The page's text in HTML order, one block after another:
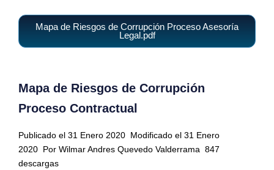
Mapa de Riesgos de Corrupción Proceso Asesoría
Legal.pdf
Mapa de Riesgos de Corrupción
Proceso Contractual
Publicado el 31 Enero 2020 Modificado el 31 Enero
2020 Por Wilmar Andres Quevedo Valderrama 847
descargas